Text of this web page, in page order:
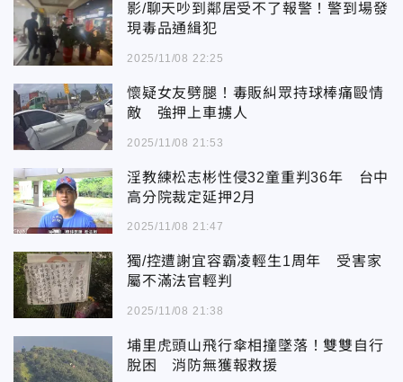
影/聊天吵到鄰居受不了報警！警到場發
現毒品通緝犯
2025/11/08 22:25
懷疑女友劈腿！毒販糾眾持球棒痛毆情
敵 強押上車擄人
2025/11/08 21:53
淫教練松志彬性侵32童重判36年 台中
高分院裁定延押2月
2025/11/08 21:47
獨/控遭謝宜容霸凌輕生1周年 受害家
屬不滿法官輕判
2025/11/08 21:38
埔里虎頭山飛行傘相撞墜落！雙雙自行
脫困 消防無獲報救援